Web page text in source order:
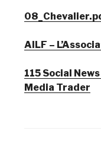
AILF –
115 Social
Media Trader